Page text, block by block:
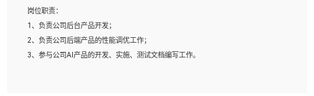
5、善于沟通，具有团队意识；
岗位职责：
1、负责公司后台产品开发；
2、负责公司后端产品的性能调优工作；
3、参与公司AI产品的开发、实施、测试文档编写工作。